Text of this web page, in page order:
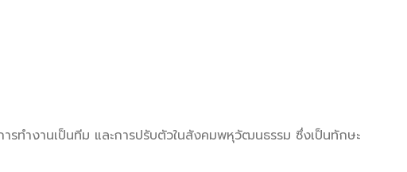
ทำงานเป็นทีม และการปรับตัวในสังคมพหุวัฒนธรรม ซึ่งเป็นทักษะ